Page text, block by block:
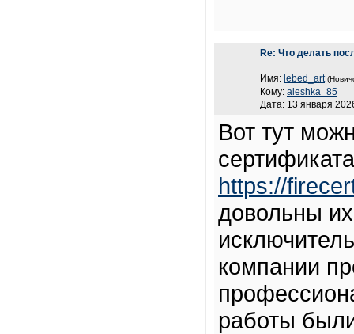
Re: Что делать
Имя: lebed_art
Кому: aleshka_85
Дата: 13 января
Вот тут
https://
довольны
компании
работы